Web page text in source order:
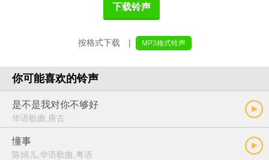
下载铃声
按格式下载 | MP3格式铃声
你可能喜欢的铃声
是不是我对你不够好
华语歌曲,唐古
懂事
陈娟儿,华语歌曲,粤语